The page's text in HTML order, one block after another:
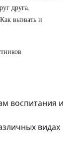
друга.
вызвать и
воспитания и
видах